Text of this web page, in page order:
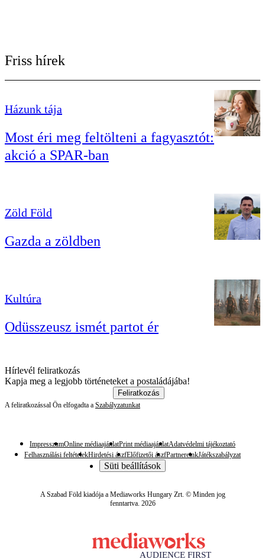
Friss hírek
Házunk tája
Most éri meg feltölteni a fagyasztót:
akció a SPAR-ban
Zöld Föld
Gazda a zöldben
Kultúra
Odüsszeusz ismét partot ér
Hírlevél feliratkozás
Kapja meg a legjobb történeteket a postaládájába!
Feliratkozás
A feliratkozással Ön elfogadta a Szabályzatunkat
ImpresszumOnline médiaajánlatPrint médiaajánlatAdatvédelmi tájékoztató
Felhasználási feltételekHirdetési ászfElőfizetői ászfPartnereinkJátékszabályzat
Süti beállítások
A Szabad Föld kiadója a Mediaworks Hungary Zrt. © Minden jog
fenntartva. 2026